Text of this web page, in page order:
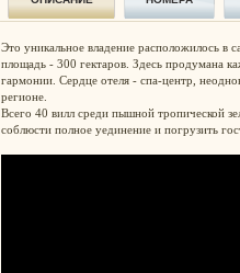
Это уникальное владение расположилось
площадь - 300 гектаров. Здесь продумана
гармонии. Сердце отеля - спа-центр,
регионе.
Всего 40 вилл среди пышной тропической
соблюсти полное уединение и погрузить